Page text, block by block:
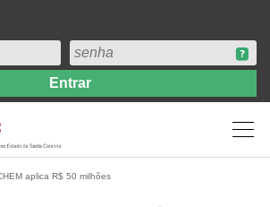
aplica R$ 50 milhões